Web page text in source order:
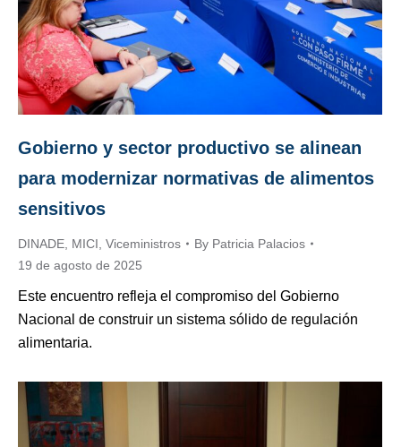
Gobierno y sector productivo se alinean
para modernizar normativas de alimentos
sensitivos
DINADE MICI Viceministros By Patricia Palacios
19 de agosto de 2025
Este encuentro refleja el compromiso del Gobierno
Nacional de construir un sistema sólido de regulación
alimentaria.